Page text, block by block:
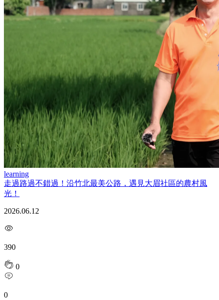
learning
走過路過不錯過！沿竹北最美公路，遇見大眉社區的農村風
光！
2026.06.12
390
0
0